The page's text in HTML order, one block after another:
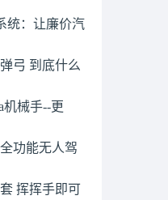
统：让廉价汽
弓 到底什么
机械手--更
功能无人驾
挥挥手即可